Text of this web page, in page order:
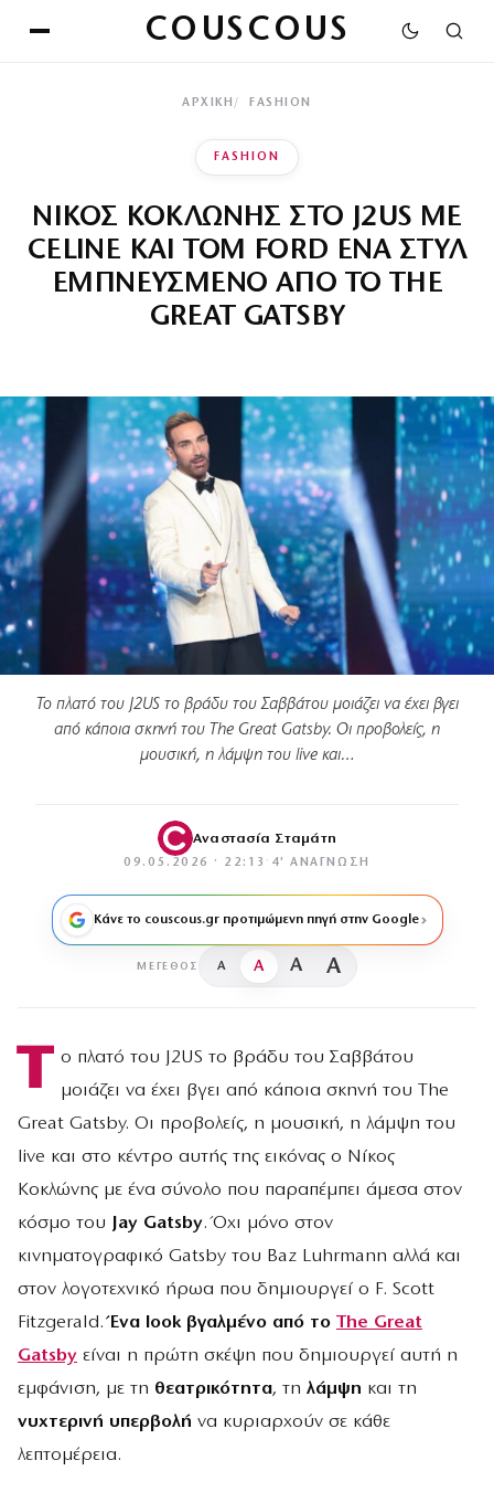
COUSCOUS
ΑΡΧΙΚΉ FASHION
FASHION
ΝΙΚΟΣ ΚΟΚΛΩΝΗΣ ΣΤΟ J2US ΜΕ
CELINE ΚΑΙ TOM FORD ΕΝΑ ΣΤΥΛ
ΕΜΠΝΕΥΣΜΕΝΟ ΑΠΟ ΤΟ THE
GREAT GATSBY
Το πλατό του J2US το βράδυ του Σαββάτου μοιάζει να έχει βγει
από κάποια σκηνή του The Great Gatsby. Οι προβολείς, η
μουσική, η λάμψη του live και…
Αναστασία Σταμάτη
09.05.2026 · 22:13 · 4′ ΑΝΆΓΝΩΣΗ
Κάνε το couscous.gr προτιμώμενη πηγή στην Google
ΜΈΓΕΘΟΣ A A A A
Τ ο πλατό του J2US το βράδυ του Σαββάτου
μοιάζει να έχει βγει από κάποια σκηνή του The
Great Gatsby. Οι προβολείς, η μουσική, η λάμψη του
live και στο κέντρο αυτής της εικόνας ο Νίκος
Κοκλώνης με ένα σύνολο που παραπέμπει άμεσα στον
κόσμο του
Jay Gatsby. Όχι μόνο στον
κινηματογραφικό Gatsby του Baz Luhrmann αλλά και
στον λογοτεχνικό ήρωα που δημιουργεί ο F. Scott
Fitzgerald.Ένα look βγαλμένο από το The Great
Gatsby είναι η πρώτη σκέψη που δημιουργεί αυτή η
εμφάνιση, με τη θεατρικότητα, τη λάμψη και τη
νυχτερινή υπερβολή να κυριαρχούν σε κάθε
λεπτομέρεια.